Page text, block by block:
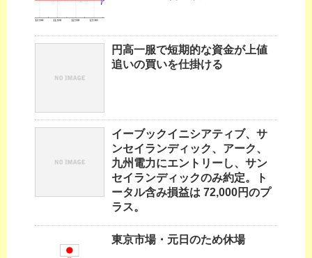
円高一服で短期的な資金が上値
追いの買いを仕掛ける
イーブックイニシアティブ、サ
ンセイランディック、アーク、
九州電力にエントリーし、サン
セイランディックのみ約定。ト
ータル含み損益は 72,000円のプ
ラス。
東京市場・元日のため休場